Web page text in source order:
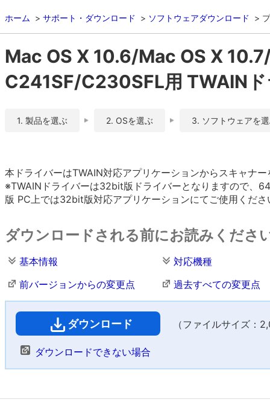
ホーム サポート・ダウンロード ソフトウェアダウンロード
Mac OS X 10.6/Mac OS X
C241SF/C230SFL用 TWAIN
1. 製品を選ぶ 2. OSを選ぶ 3. ソフトウェアを
本ドライバーはTWAIN対応アプリケーションからスキャナ
※TWAINドライバーは32bit版ドライバーとなりますので、
版 PC上では32bit版対応アプリケーションにてご使用くださ
ダウンロードされる前にお読みくださ
基本情報
対応機種
前バージョンからの変更点
過去すべての変更点
ダウンロード （ファイルサイズ：
ダウンロードできない場合